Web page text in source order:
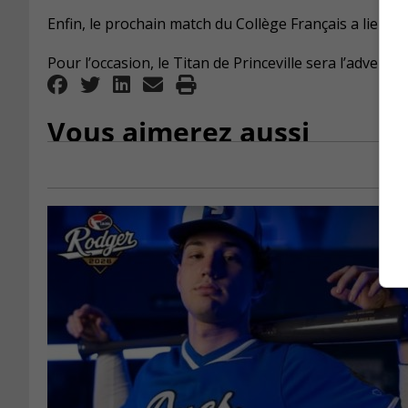
Enfin, le prochain match du Collège Français a lieu
Pour l’occasion, le Titan de Princeville sera
Vous aimerez aussi